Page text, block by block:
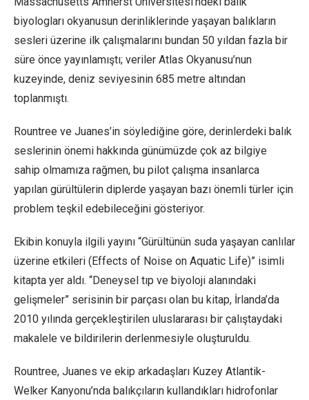
biyologları okyanusun derinliklerinde yaşayan balıkların
sesleri üzerine ilk çalışmalarını bundan 50 yıldan fazla bir
süre önce yayınlamıştı; veriler Atlas Okyanusu’nun
kuzeyinde, deniz seviyesinin 685 metre altından
toplanmıştı.
Rountree ve Juanes’in söylediğine göre, derinlerdeki balık
seslerinin önemi hakkında günümüzde çok az bilgiye
sahip olmamıza rağmen, bu pilot çalışma insanlarca
yapılan gürültülerin diplerde yaşayan bazı önemli türler için
problem teşkil edebileceğini gösteriyor.
Ekibin konuyla ilgili yayını “Gürültünün suda yaşayan canlılar
üzerine etkileri (Effects of Noise on Aquatic Life)” isimli
kitapta yer aldı. “Deneysel tıp ve biyoloji alanındaki
gelişmeler” serisinin bir parçası olan bu kitap, İrlanda’da
2010 yılında gerçekleştirilen uluslararası bir çalıştaydaki
makalele ve bildirilerin derlenmesiyle oluşturuldu.
Rountree, Juanes ve ekip arkadaşları Kuzey Atlantik-
Welker Kanyonu’nda balıkçıların kullandıkları hidrofonlar